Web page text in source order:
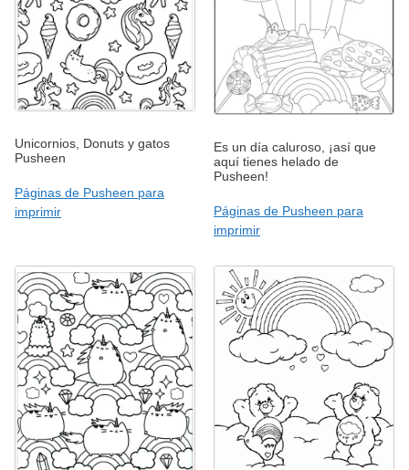
Unicornios, Donuts y gatos
Pusheen
Páginas de Pusheen para
imprimir
Es un día caluroso, ¡así que
aquí tienes helado de
Pusheen!
Páginas de Pusheen para
imprimir